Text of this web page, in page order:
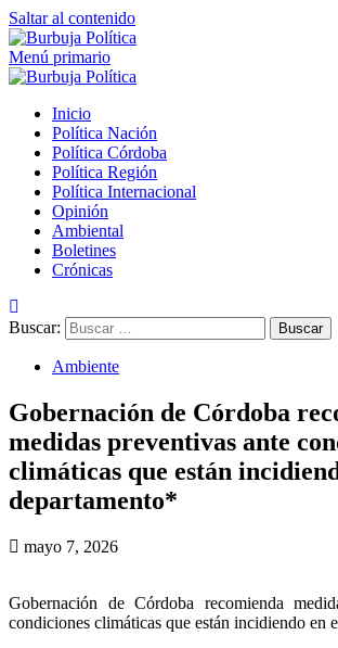
Saltar al contenido
Menú primario
Inicio
Política Nación
Política Córdoba
Política Región
Política Internacional
Opinión
Ambiental
Boletines
Crónicas
Buscar:
Ambiente
Gobernación de Córdoba
medidas preventivas ante
climáticas que están
departamento*
mayo 7, 2026
Gobernación de Córdoba recomienda
condiciones climáticas que están incidiendo en